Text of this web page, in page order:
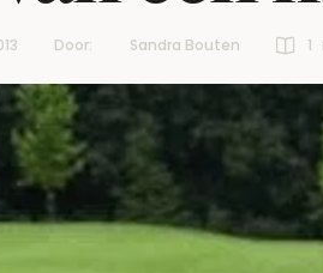
Door: Sandra Bouten 1